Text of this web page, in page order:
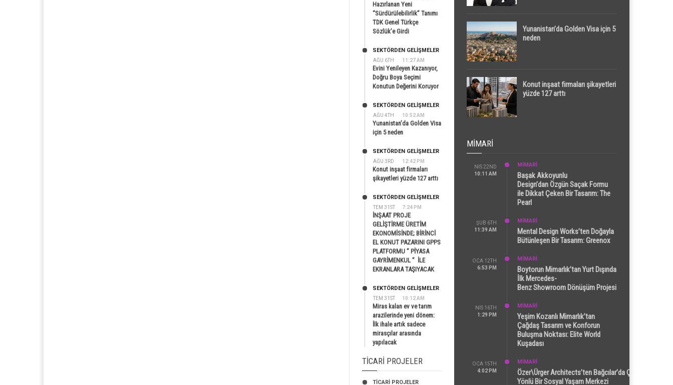
Hazırlanan Yeni
“Sürdürülebilirlik” Tanımı
TDK Genel Türkçe
Sözlük’e Girdi
AĞU 6TH 11:27 AM
SEKTÖRDEN GELIŞMELER
Evini Yenileyen Kazanıyor,
Doğru Boya Seçimi
Konutun Değerini Koruyor
AĞU 4TH 10:52 AM
SEKTÖRDEN GELIŞMELER
Yunanistan’da Golden Visa
için 5 neden
AĞU 3RD 12:42 PM
SEKTÖRDEN GELIŞMELER
Konut inşaat firmaları
şikayetleri yüzde 127 arttı
TEM 31ST 7:24 PM
SEKTÖRDEN GELIŞMELER
İNŞAAT PROJE
GELİŞTİRME ÜRETİM
EKONOMİSİNDE; BİRİNCİ
EL KONUT PAZARINI GPPS
PLATFORMU ” PİYASA
GAYRİMENKUL ” İLE
EKRANLARA TAŞIYACAK
TEM 31ST 10:12 AM
SEKTÖRDEN GELIŞMELER
Miras kalan ev ve tarım
arazilerinde yeni dönem:
İlk ihale artık sadece
mirasçılar arasında
yapılacak
TICARI PROJELER
TİCARİ PROJELER
Yunanistan’da Golden Visa için 5
neden
Konut inşaat firmaları şikayetleri
yüzde 127 arttı
MIMARI
NIS 22ND
10:11 AM
MİMARİ
Başak Akkoyunlu
Design’dan Özgün Saçak Formu
ile Dikkat Çeken Bir Tasarım: The
Pearl
ŞUB 6TH
11:39 AM
MİMARİ
Mental Design Works’ten Doğayla
Bütünleşen Bir Tasarım: Greenox
OCA 12TH
6:53 PM
MİMARİ
Boytorun Mimarlık’tan Yurt Dışında
İlk Mercedes-
Benz Showroom Dönüşüm Projesi
NIS 16TH
1:29 PM
MİMARİ
Yeşim Kozanlı Mimarlık’tan
Çağdaş Tasarım ve Konforun
Buluşma Noktası: Elite World
Kuşadası
OCA 15TH
4:02 PM
MİMARİ
Özer\Ürger Architects’ten Bağcılar’da Çok
Yönlü Bir Sosyal Yaşam Merkezi